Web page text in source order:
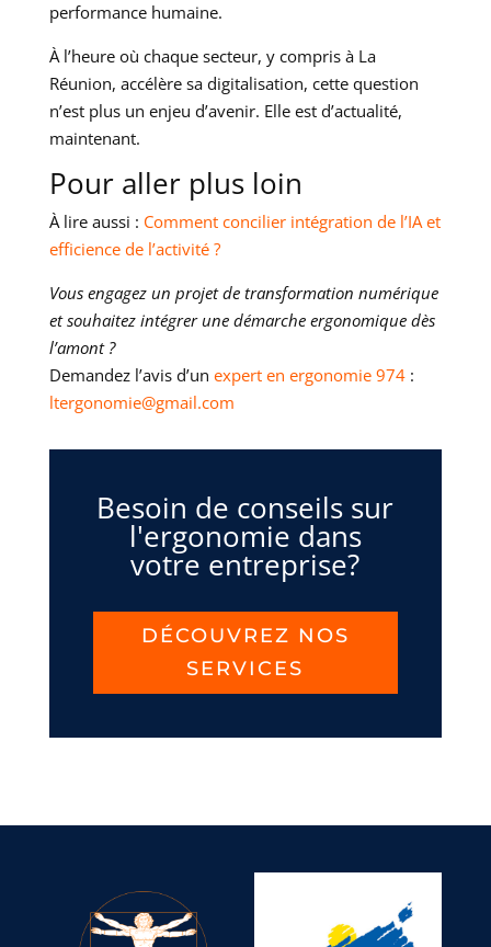
performance humaine.
À l’heure où chaque secteur, y compris à La
Réunion, accélère sa digitalisation, cette question
n’est plus un enjeu d’avenir. Elle est d’actualité,
maintenant.
Pour aller plus loin
À lire aussi : Comment concilier intégration de l’IA et
efficience de l’activité ?
Vous engagez un projet de transformation numérique
et souhaitez intégrer une démarche ergonomique dès
l’amont ?
Demandez l’avis d’un expert en ergonomie 974:
ltergonomie@gmail.com
Besoin de conseils sur
l'ergonomie dans
votre entreprise?
DÉCOUVREZ NOS
SERVICES